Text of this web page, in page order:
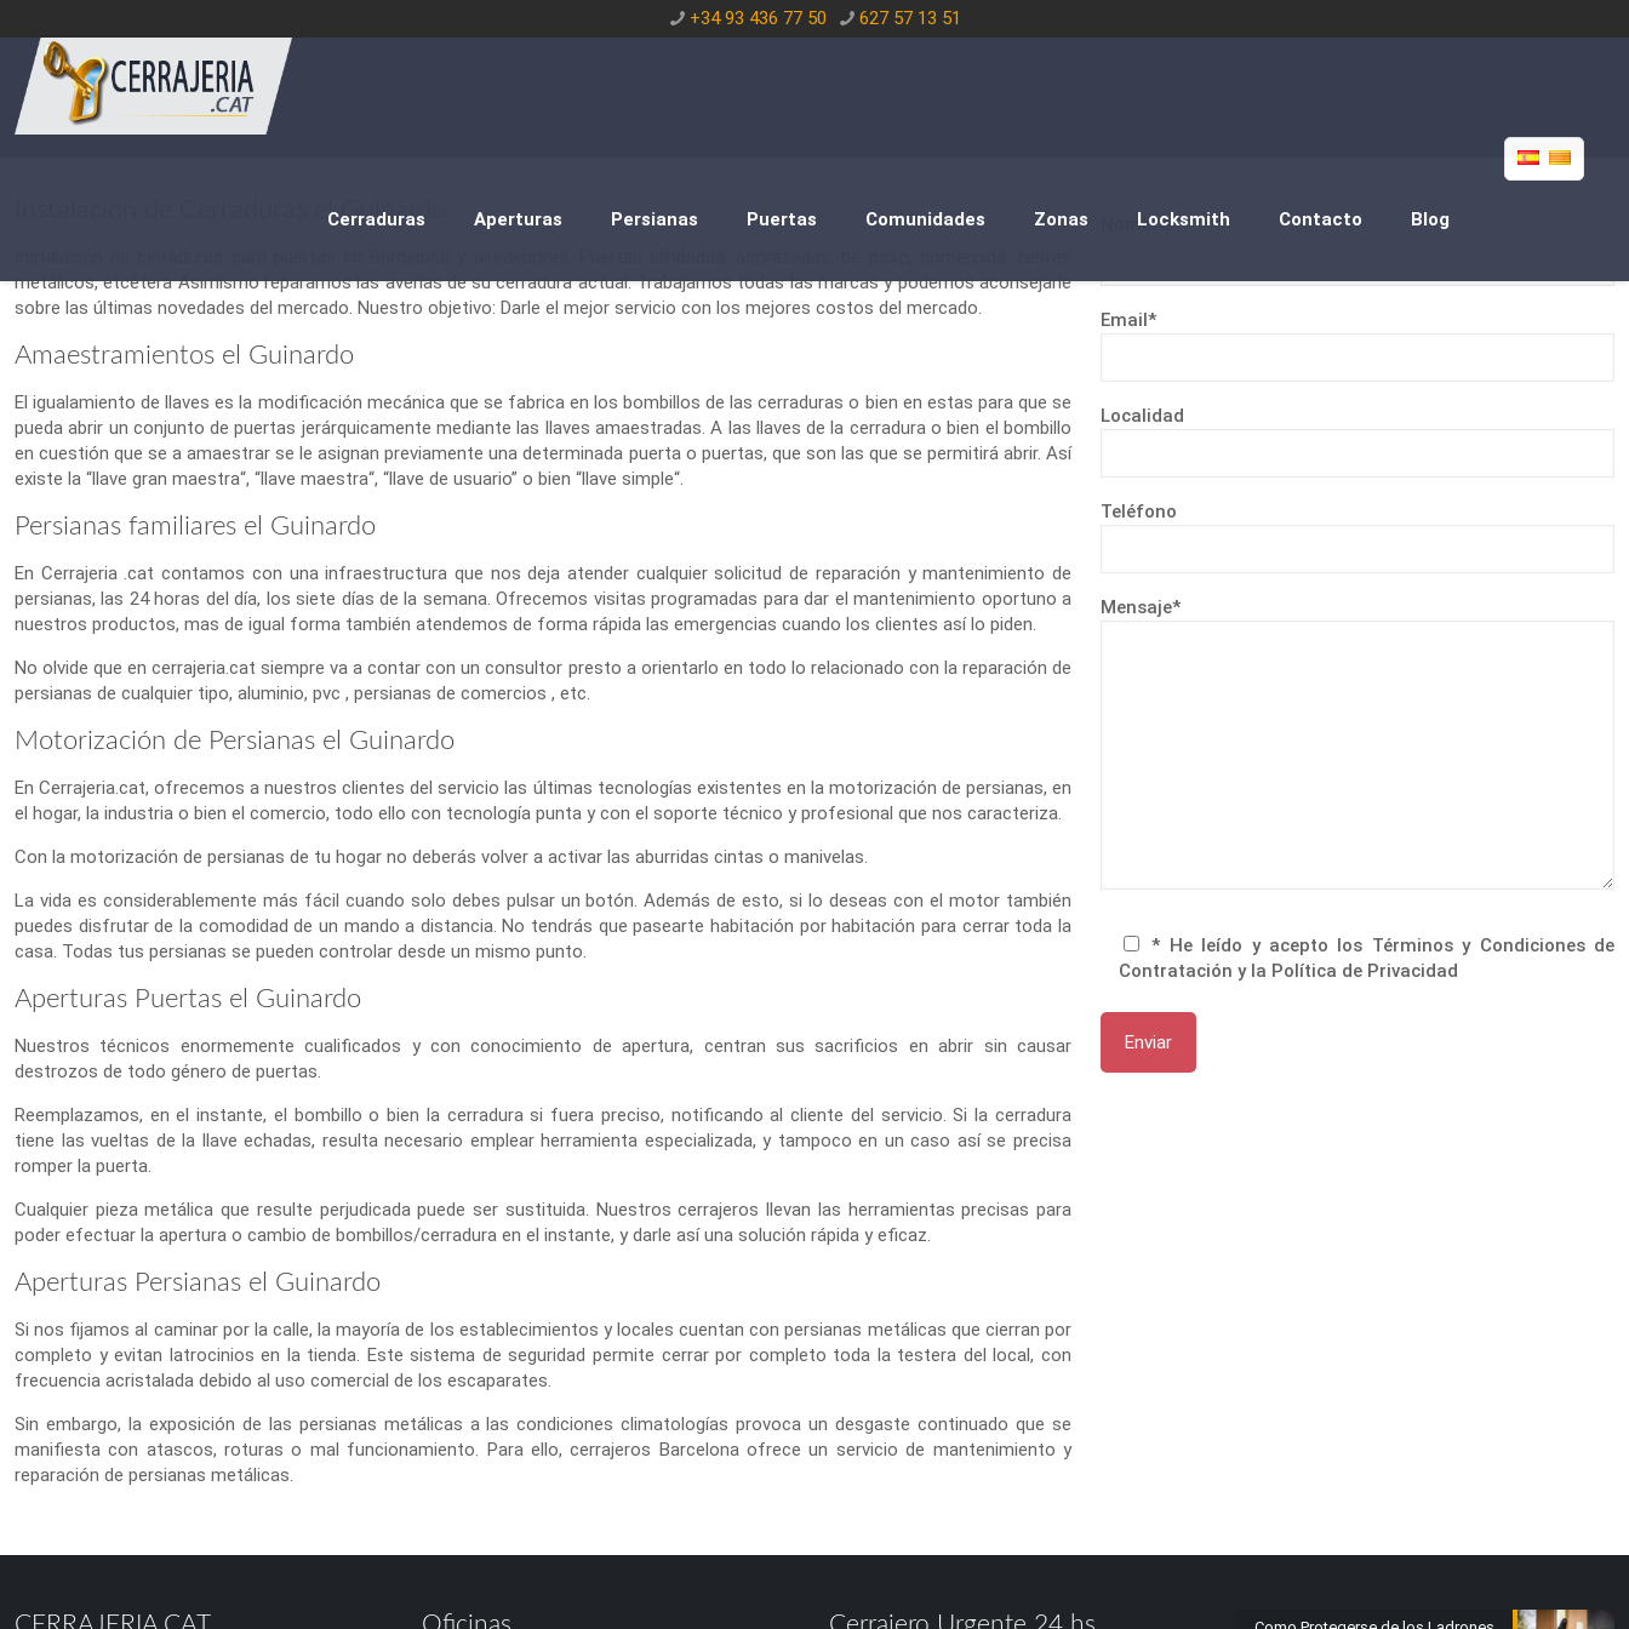
+34 93 436 77 50 627 57 13 51
Cerraduras Aperturas Persianas Puertas Comunidades Zonas Locksmith Contacto Blog
Instalación de Cerraduras el Guinardo
metálicos, etcétera Asimismo reparamos las averías de su cerradura actual. Trabajamos todas las marcas y podemos aconsejarle
sobre las últimas novedades del mercado. Nuestro objetivo: Darle el mejor servicio con los mejores costos del mercado.
Amaestramientos el Guinardo
El igualamiento de llaves es la modificación mecánica que se fabrica en los bombillos de las cerraduras o bien en estas para que se
pueda abrir un conjunto de puertas jerárquicamente mediante las llaves amaestradas. A las llaves de la cerradura o bien el bombillo
en cuestión que se a amaestrar se le asignan previamente una determinada puerta o puertas, que son las que se permitirá abrir. Así
existe la “llave gran maestra“, “llave maestra“, “llave de usuario” o bien “llave simple“.
Persianas familiares el Guinardo
En Cerrajeria .cat contamos con una infraestructura que nos deja atender cualquier solicitud de reparación y mantenimiento de
persianas, las 24 horas del día, los siete días de la semana. Ofrecemos visitas programadas para dar el mantenimiento oportuno a
nuestros productos, mas de igual forma también atendemos de forma rápida las emergencias cuando los clientes así lo piden.
No olvide que en cerrajeria.cat siempre va a contar con un consultor presto a orientarlo en todo lo relacionado con la reparación de
persianas de cualquier tipo, aluminio, pvc , persianas de comercios , etc.
Motorización de Persianas el Guinardo
En Cerrajeria.cat, ofrecemos a nuestros clientes del servicio las últimas tecnologías existentes en la motorización de persianas, en
el hogar, la industria o bien el comercio, todo ello con tecnología punta y con el soporte técnico y profesional que nos caracteriza.
Con la motorización de persianas de tu hogar no deberás volver a activar las aburridas cintas o manivelas.
La vida es considerablemente más fácil cuando solo debes pulsar un botón. Además de esto, si lo deseas con el motor también
puedes disfrutar de la comodidad de un mando a distancia. No tendrás que pasearte habitación por habitación para cerrar toda la
casa. Todas tus persianas se pueden controlar desde un mismo punto.
Aperturas Puertas el Guinardo
Nuestros técnicos enormemente cualificados y con conocimiento de apertura, centran sus sacrificios en abrir sin causar
destrozos de todo género de puertas.
Reemplazamos, en el instante, el bombillo o bien la cerradura si fuera preciso, notificando al cliente del servicio. Si la cerradura
tiene las vueltas de la llave echadas, resulta necesario emplear herramienta especializada, y tampoco en un caso así se precisa
romper la puerta.
Cualquier pieza metálica que resulte perjudicada puede ser sustituida. Nuestros cerrajeros llevan las herramientas precisas para
poder efectuar la apertura o cambio de bombillos/cerradura en el instante, y darle así una solución rápida y eficaz.
Aperturas Persianas el Guinardo
Si nos fijamos al caminar por la calle, la mayoría de los establecimientos y locales cuentan con persianas metálicas que cierran por
completo y evitan latrocinios en la tienda. Este sistema de seguridad permite cerrar por completo toda la testera del local, con
frecuencia acristalada debido al uso comercial de los escaparates.
Sin embargo, la exposición de las persianas metálicas a las condiciones climatologías provoca un desgaste continuado que se
manifiesta con atascos, roturas o mal funcionamiento. Para ello, cerrajeros Barcelona ofrece un servicio de mantenimiento y
reparación de persianas metálicas.
Nombre*
Email*
Localidad
Teléfono
Mensaje*
* He leído y acepto los Términos y Condiciones de
Contratación y la Política de Privacidad